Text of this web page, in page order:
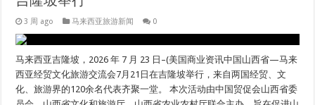
3 周 ago 马来西亚旅游新闻 0
马来西亚吉隆坡，2026 年 7 月 23 日–(美国商业资讯中国山西省—马来
西亚经贸文化旅游交流会7月21日在吉隆坡举行，来自两国经贸、文
化、旅游界的120余名代表齐聚一堂。 本次活动由中国贸促会山西省委